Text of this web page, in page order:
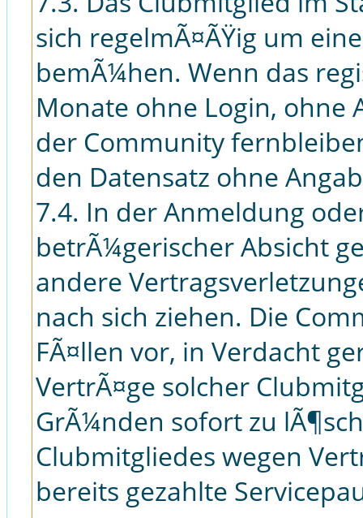
sich regelmÃ¤ÃŸig um
bemÃ¼hen. Wenn das
Monate ohne Login, ohne
der Community
den Datensatz ohne
7.4. In der Anmeldung
betrÃ¼gerischer Absicht
andere
nach sich ziehen. Die
FÃ¤llen vor, in Verdacht
VertrÃ¤ge solcher
GrÃ¼nden sofort zu
Clubmitgliedes wegen
bereits gezahlte